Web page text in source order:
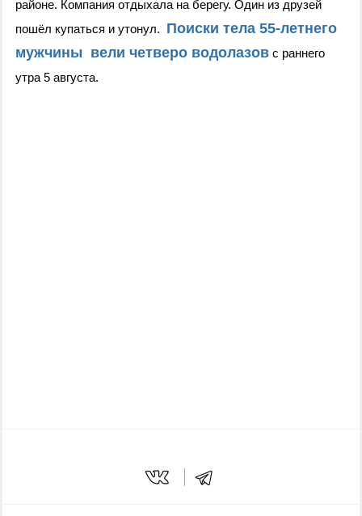
районе. Компания отдыхала на берегу. Один из друзей
пошёл купаться и утонул. Поиски тела 55-летнего
мужчины вели четверо водолазов с раннего
утра 5 августа.